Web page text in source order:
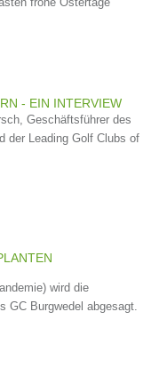
- EIN INTERVIEW
Geschäftsführer des
der Leading Golf Clubs of
M
wird die
GC Burgwedel abgesagt.